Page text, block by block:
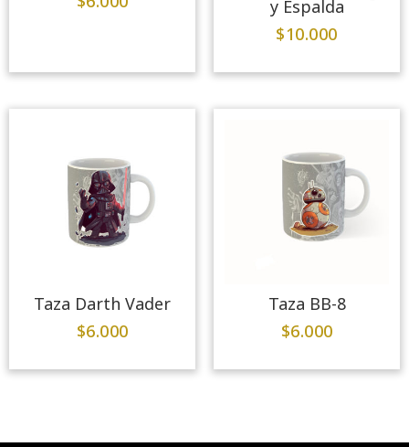
y Espalda
$10.000
Taza Darth Vader
$6.000
Taza BB-8
$6.000